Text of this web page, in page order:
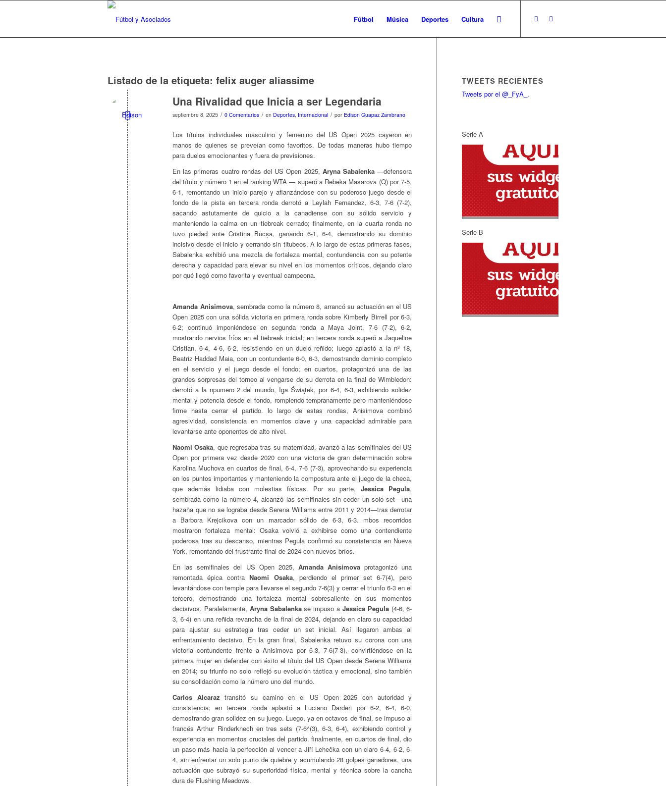
Fútbol Música Deportes Cultura
Listado de la etiqueta: felix auger aliassime
Una Rivalidad que Inicia a ser Legendaria
septiembre 8, 2025 / 0 Comentarios / en Deportes, Internacional / por Edison Guapaz Zambrano
Los títulos individuales masculino y femenino del US Open 2025 cayeron en
manos de quienes se preveían como favoritos. De todas maneras hubo tiempo
para duelos emocionantes y fuera de previsiones.
En las primeras cuatro rondas del US Open 2025, Aryna Sabalenka —defensora
del título y número 1 en el ranking WTA — superó a Rebeka Masarova (Q) por 7-5,
6-1, remontando un inicio parejo y afianzándose con su poderoso juego desde el
fondo de la pista en tercera ronda derrotó a Leylah Fernandez, 6-3, 7-6 (7-2),
sacando astutamente de quicio a la canadiense con su sólido servicio y
manteniendo la calma en un tiebreak cerrado; finalmente, en la cuarta ronda no
tuvo piedad ante Cristina Bucșa, ganando 6-1, 6-4, demostrando su dominio
incisivo desde el inicio y cerrando sin titubeos. A lo largo de estas primeras fases,
Sabalenka exhibió una mezcla de fortaleza mental, contundencia con su potente
derecha y capacidad para elevar su nivel en los momentos críticos, dejando claro
por qué llegó como favorita y eventual campeona.
Amanda Anisimova, sembrada como la número 8, arrancó su actuación en el US
Open 2025 con una sólida victoria en primera ronda sobre Kimberly Birrell por 6-3,
6-2; continuó imponiéndose en segunda ronda a Maya Joint, 7-6 (7-2), 6-2,
mostrando nervios fríos en el tiebreak inicial; en tercera ronda superó a Jaqueline
Cristian, 6-4, 4-6, 6-2, resistiendo en un duelo reñido; luego aplastó a la nº 18,
Beatriz Haddad Maia, con un contundente 6-0, 6-3, demostrando dominio completo
en el servicio y el juego desde el fondo; en cuartos, protagonizó una de las
grandes sorpresas del torneo al vengarse de su derrota en la final de Wimbledon:
derrotó a la npumero 2 del mundo, Iga Świątek, por 6-4, 6-3, exhibiendo solidez
mental y potencia desde el fondo, rompiendo tempranamente pero manteniéndose
firme hasta cerrar el partido. lo largo de estas rondas, Anisimova combinó
agresividad, consistencia en momentos clave y una capacidad admirable para
levantarse ante oponentes de alto nivel.
Naomi Osaka, que regresaba tras su maternidad, avanzó a las semifinales del US
Open por primera vez desde 2020 con una victoria de gran determinación sobre
Karolina Muchova en cuartos de final, 6-4, 7-6 (7-3), aprovechando su experiencia
en los puntos importantes y manteniendo la compostura ante el juego de la checa,
que además lidiaba con molestias físicas. Por su parte,Jessica Pegula,
sembrada como la número 4, alcanzó las semifinales sin ceder un solo set—una
hazaña que no se lograba desde Serena Williams entre 2011 y 2014—tras derrotar
a Barbora Krejcikova con un marcador sólido de 6-3, 6-3. mbos recorridos
mostraron fortaleza mental: Osaka volvió a exhibirse como una contendiente
poderosa tras su descanso, mientras Pegula confirmó su consistencia en Nueva
York, remontando del frustrante final de 2024 con nuevos bríos.
En las semifinales del US Open 2025, Amanda Anisimova protagonizó una
remontada épica contra Naomi Osaka, perdiendo el primer set 6-7(4), pero
levantándose con temple para llevarse el segundo 7-6(3) y cerrar el triunfo 6-3 en el
tercero, demostrando una fortaleza mental sobresaliente en sus momentos
decisivos. Paralelamente, Aryna Sabalenkase impuso a Jessica Pegula(4-6, 6-
3, 6-4) en una reñida revancha de la final de 2024, dejando en claro su capacidad
para ajustar su estrategia tras ceder un set inicial. Así llegaron ambas al
enfrentamiento decisivo. En la gran final, Sabalenka retuvo su corona con una
victoria contundente frente a Anisimova por 6-3, 7-6(7-3), convirtiéndose en la
primera mujer en defender con éxito el título del US Open desde Serena Williams
en 2014; su triunfo no solo reflejó su evolución táctica y emocional, sino también
su consolidación como la número uno del mundo.
Carlos Alcaraz transitó su camino en el US Open 2025 con autoridad y
consistencia; en tercera ronda aplastó a Luciano Darderi por 6-2, 6-4, 6-0,
demostrando gran solidez en su juego. Luego, ya en octavos de final, se impuso al
francés Arthur Rinderknech en tres sets (7-6^(3), 6-3, 6-4), exhibiendo control y
experiencia en momentos cruciales del partido. finalmente, en cuartos de final, dio
un paso más hacia la perfección al vencer a Jiří Lehečka con un claro 6-4, 6-2, 6-
4, sin enfrentar un solo punto de quiebre y acumulando 28 golpes ganadores, una
actuación que subrayó su superioridad física, mental y técnica sobre la cancha
dura de Flushing Meadows.
TWEETS RECIENTES
Tweets por el @_FyA_.
Serie A
Serie B